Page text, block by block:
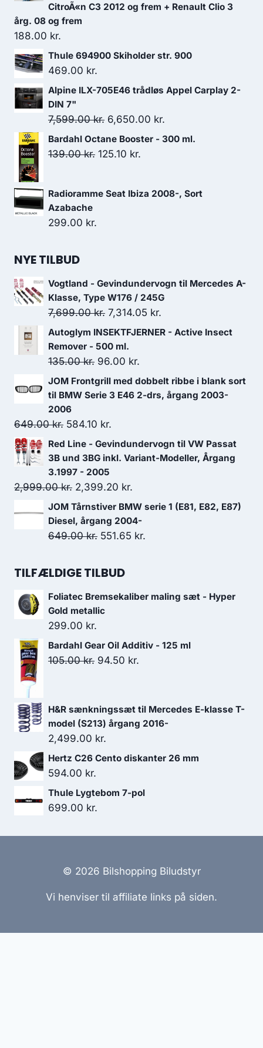
CitroÃ«n C3 2012 og frem + Renault Clio 3
årg. 08 og frem
188.00 kr.
Thule 694900 Skiholder str. 900
469.00 kr.
Alpine ILX-705E46 trådløs Appel Carplay 2-
DIN 7"
7,599.00kr. Den
oprindelige
pris
6,650.00 kr.
aktuelle
Bardahl Octane Booster - 300 ml.
139.00kr. Den
var:
125.10 kr.
er:
Radioramme Seat Ibiza 2008-, Sort
Azabache
299.00 kr.
NYE TILBUD
Vogtland - Gevindundervogn til Mercedes A-
Klasse, Type W176 / 245G
7,699.00kr. Den
oprindelige
pris
var:
7,699.00 kr..
7,314.05 kr.
aktuelle
7,314.05 kr..
Autoglym INSEKTFJERNER - Active Insect
Remover - 500 ml.
135.00kr. Den
oprindelige
pris
135.00 kr..
96.00 kr.
aktuelle
pris
JOM Frontgrill med dobbelt ribbe i blank sort
til BMW Serie 3 E46 2-drs, årgang 2003-
2006
649.00kr. Den
oprindelige
pris
var:
649.00 kr..
584.10 kr.
aktuelle
pris
584.10 kr..
Red Line - Gevindundervogn til VW Passat
3B und 3BG inkl. Variant-Modeller, Årgang
3.1997 - 2005
2,999.00kr. Den
oprindelige
pris
var:
2,399.20 kr.
aktuelle
pris
er:
JOM Tårnstiver BMW serie 1 (E81, E82, E87)
Diesel, årgang 2004-
649.00kr. Den
pris
649.00 kr..
551.65 kr.
551.65 kr..
TILFÆLDIGE TILBUD
Foliatec Bremsekaliber maling sæt - Hyper
Gold metallic
299.00 kr.
Bardahl Gear Oil Additiv - 125 ml
105.00kr. Den
var:
105.00 kr..
94.50 kr.
er:
94.50 kr..
H&R sænkningssæt til Mercedes E-klasse T-
model (S213) årgang 2016-
2,499.00 kr.
Hertz C26 Cento diskanter 26 mm
594.00 kr.
Thule Lygtebom 7-pol
699.00 kr.
© 2026 Bilshopping Biludstyr
Vi henviser til affiliate links på siden.